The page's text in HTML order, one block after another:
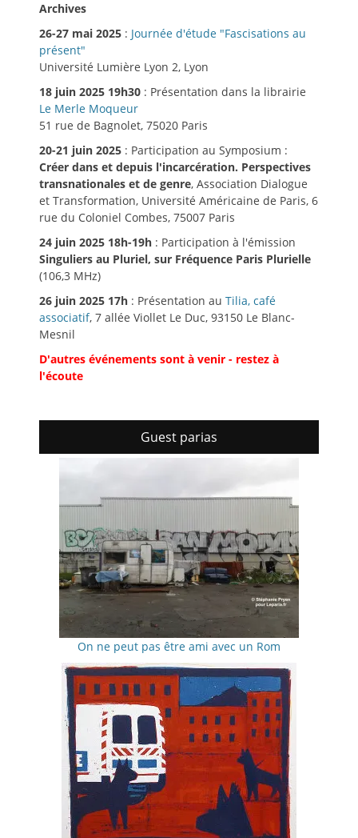
Archives
26-27 mai 2025 : Journée d'étude "Fascisations au
présent"
Université Lumière Lyon 2, Lyon
18 juin 2025 19h30 : Présentation dans la librairie
Le Merle Moqueur
51 rue de Bagnolet, 75020 Paris
20-21 juin 2025 : Participation au Symposium :
Créer dans et depuis l'incarcération. Perspectives
transnationales et de genre, Association Dialogue
et Transformation, Université Américaine de Paris, 6
rue du Coloniel Combes, 75007 Paris
24 juin 2025 18h-19h : Participation à l'émission
Singuliers au Pluriel, sur Fréquence Paris Plurielle
(106,3 MHz)
26 juin 2025 17h : Présentation au Tilia, café
associatif, 7 allée Viollet Le Duc, 93150 Le Blanc-
Mesnil
D'autres événements sont à venir - restez à
l'écoute
Guest parias
On ne peut pas être ami avec un Rom